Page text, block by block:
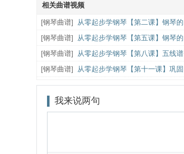
相关曲谱视频
[钢琴曲谱]
从零起步学钢琴【第二课】钢琴的
识谱与节奏
[钢琴曲谱]
从零起步学钢琴【第五课】钢琴的
钢琴演奏中的和弦
[钢琴曲谱]
从零起步学钢琴【第八课】五线谱
的升号和还原
[钢琴曲谱]
从零起步学钢琴【第十一课】巩固
练习曲《致爱丽丝》下